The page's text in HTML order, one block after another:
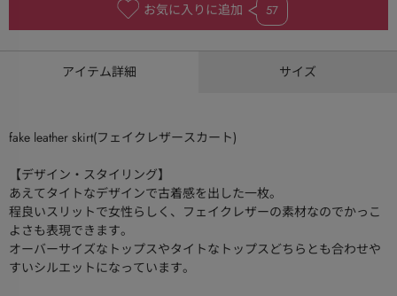
お気に入りに追加 57
アイテム詳細 サイズ
fake leather skirt(フェイクレザースカート)
【デザイン・スタイリング】
あえてタイトなデザインで古着感を出した一枚。
程良いスリットで女性らしく、フェイクレザーの素材なのでかっこ
よさも表現できます。
オーバーサイズなトップスやタイトなトップスどちらとも合わせや
すいシルエットになっています。